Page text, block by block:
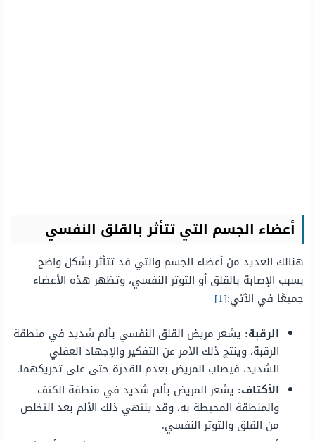
أعضاء الجسم التي تتأثر بالقلق النفسي
هنالك العديد من أعضاء الجسم والتي قد تتأثر بشكل واضح
بسبب الإصابة بالقلق أو التوتر النفسي، وتظهر هذه الأعضاء
جميعًا في الآتي:[1]
الرقبة: يشعر مريض القلق النفسي بألم شديد في منطقة
الرقبة، وينتج ذلك الأمر عن التفكير والإجهاد العقلي
الشديد، فيصاب المريض بعدم القدرة حتى على تحريكهما.
الأكتاف: يشعر المريض بألم شديد في منطقة الكتف
والمنطقة المحيطة به، وقد ينتهي ذلك الألم بعد التخلص
من القلق والتوتر النفسي.